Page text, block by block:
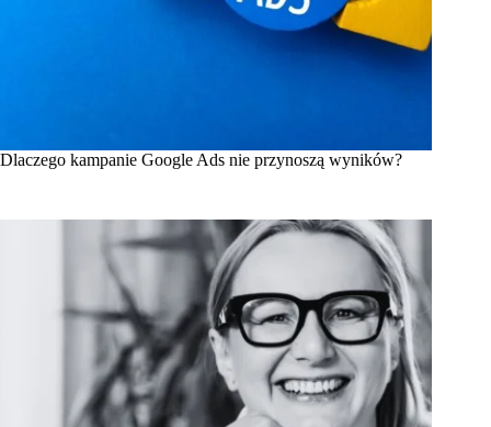
Dlaczego kampanie Google Ads nie przynoszą wyników?